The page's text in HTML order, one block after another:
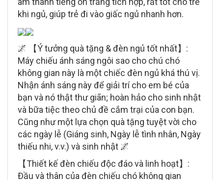
khi ngủ, giúp trẻ đi vào giấc ngủ nhanh hơn.
🌌 【Ý tưởng quà tặng & đèn ngủ tốt nhất】:
Máy chiếu ánh sáng ngôi sao cho chú chó
không gian này là một chiếc đèn ngủ khá thú vị.
Nhận ánh sáng này để giải trí cho em bé của
bạn và nó thật thư giãn; hoàn hảo cho sinh nhật
và bữa tiệc theo chủ đề cắm trại của con bạn.
Cũng như một lựa chọn quà tặng tuyệt vời cho
các ngày lễ (Giáng sinh, Ngày lễ tình nhân, Ngày
thiếu nhi, v.v.) và sinh nhật 🌌
【Thiết kế đèn chiếu độc đáo và linh hoạt】:
Đầu và thân của đèn chiếu chó không gian